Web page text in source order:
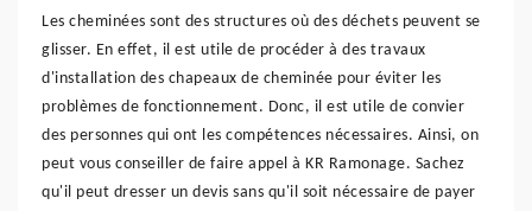
Les cheminées sont des structures où des déchets peuvent se
glisser. En effet, il est utile de procéder à des travaux
d'installation des chapeaux de cheminée pour éviter les
problèmes de fonctionnement. Donc, il est utile de convier
des personnes qui ont les compétences nécessaires. Ainsi, on
peut vous conseiller de faire appel à KR Ramonage. Sachez
qu'il peut dresser un devis sans qu'il soit nécessaire de payer